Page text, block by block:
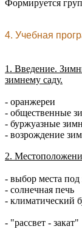
Формируется
4. Учебная
1. Введение.
зимнему саду.
- оранжереи
- общественные
- буржуазные
- возрождение
2.
- выбор
-
-
-